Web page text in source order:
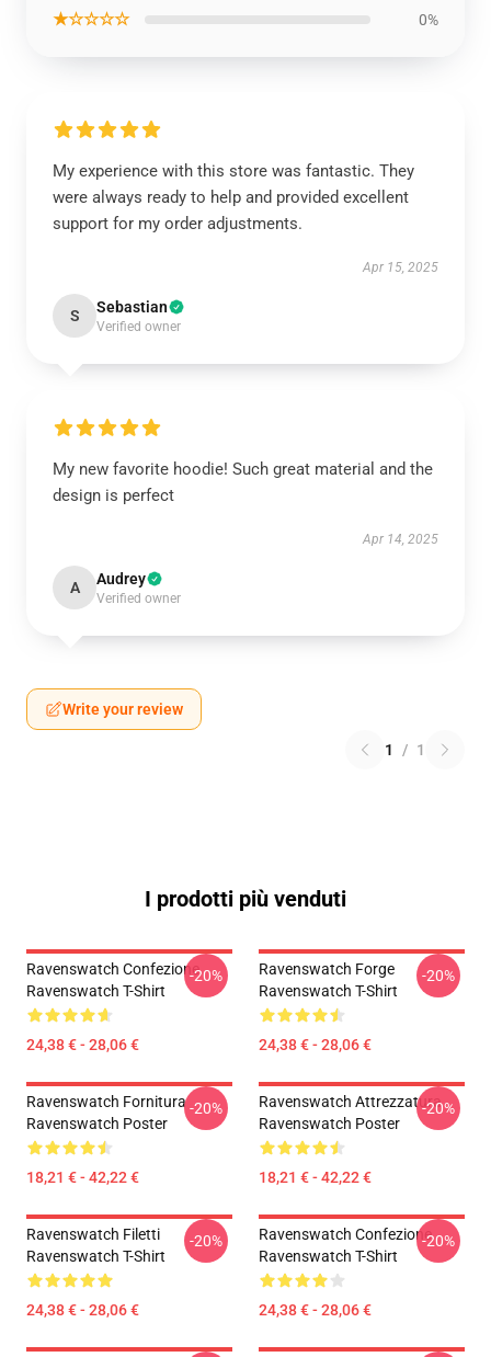
★☆☆☆☆ 0%
My experience with this store was fantastic. They
were always ready to help and provided excellent
support for my order adjustments.
Apr 15, 2025
S Sebastian
Verified owner
My new favorite hoodie! Such great material and the
design is perfect
Apr 14, 2025
A Audrey
Verified owner
Write your review
1 / 1
I prodotti più venduti
Ravenswatch Confezione
Ravenswatch T-Shirt
24,38 € - 28,06 €
-20%
Ravenswatch Forge
Ravenswatch T-Shirt
24,38 € - 28,06 €
-20%
Ravenswatch Fornitura
Ravenswatch Poster
18,21 € - 42,22 €
-20%
Ravenswatch Attrezzatura
Ravenswatch Poster
18,21 € - 42,22 €
-20%
Ravenswatch Filetti
Ravenswatch T-Shirt
24,38 € - 28,06 €
-20%
Ravenswatch Confezione
Ravenswatch T-Shirt
24,38 € - 28,06 €
-20%